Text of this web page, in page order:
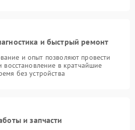
и быстрый ремонт
и опыт позволяют провести
восстановление в кратчайшие
без устройства
и запчасти